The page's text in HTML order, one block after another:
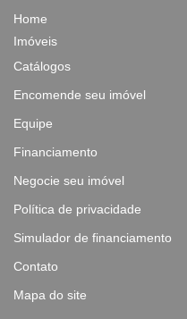
Home
Imóveis
Catálogos
Encomende seu imóvel
Equipe
Financiamento
Negocie seu imóvel
Política de privacidade
Simulador de financiamento
Contato
Mapa do site